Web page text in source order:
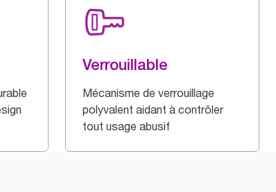
Verrouillable
Mécanisme de verrouillage
polyvalent aidant à contrôler
tout usage abusif